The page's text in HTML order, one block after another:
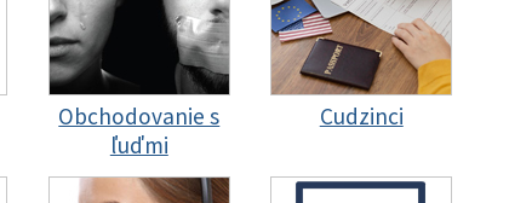
Obchodovanie s
ľuďmi
Cudzinci